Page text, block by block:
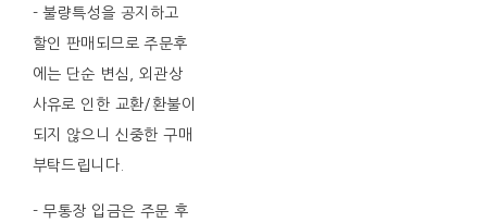
- 불량특성을 공지하고
할인 판매되므로 주문후
에는 단순 변심, 외관상
사유로 인한 교환/환불이
되지 않으니 신중한 구매
부탁드립니다.
- 무통장 입금은 주문 후